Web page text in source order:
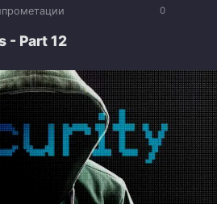
0
- Part 12